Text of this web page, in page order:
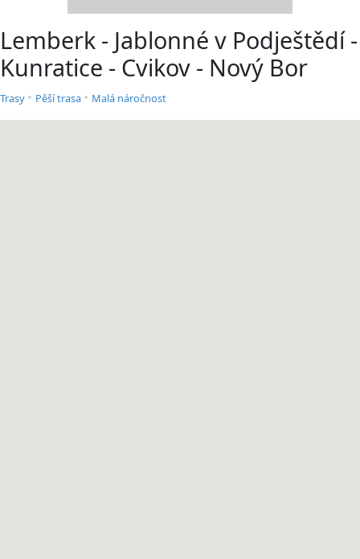
Lemberk - Jablonné v Podještědí -
Kunratice - Cvikov - Nový Bor
Trasy • Pěší trasa • Malá náročnost